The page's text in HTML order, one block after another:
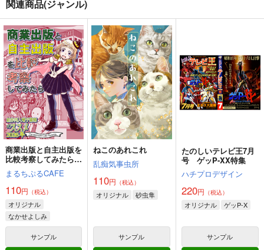
関連商品(ジャンル)
商業出版と自主出版を
比較考察してみたら
創作同人電子書籍のス
スメ2026年
まるちぷるCAFE
110円 （税込）
オリジナル
なかせよしみ
頼子さん
きんどるちゃん
サンプル
ねこのあれこれ
乱痴気事虫所
110円 （税込）
オリジナル 砂虫隼
サンプル
たのしいテレビ王7月
号 ゲッP-XX特集
ハチプロデザイン
220円 （税込）
オリジナル ゲッP-X
サンプル